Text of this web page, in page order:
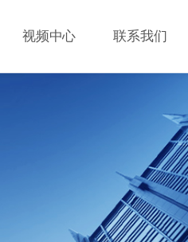
视频中心 联系我们